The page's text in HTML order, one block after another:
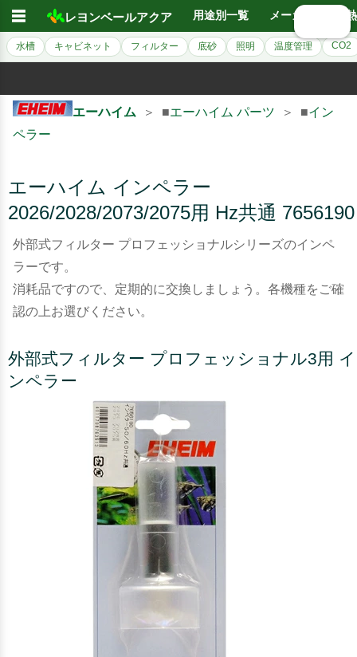
☰ レヨンベールアクア 用途別一覧 メーカー別
水槽 キャビネット フィルター 底砂 照明 温度管理 CO2
エーハイム ＞ ■エーハイム パーツ ＞ ■イン
ペラー
エーハイム インペラー
2026/2028/2073/2075用 Hz共通 7656190
外部式フィルター プロフェッショナルシリーズのインペ
ラーです。
消耗品ですので、定期的に交換しましょう。各機種をご確
認の上お選びください。
外部式フィルター プロフェッショナル3用 イ
ンペラー